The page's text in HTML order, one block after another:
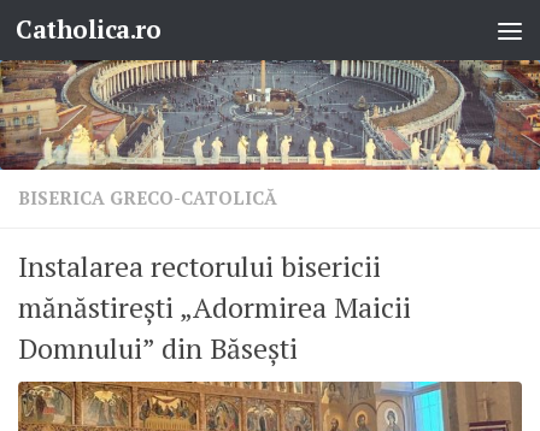
Skip to content
Catholica.ro
BISERICA GRECO-CATOLICĂ
Instalarea rectorului bisericii
mănăstirești „Adormirea Maicii
Domnului” din Băsești